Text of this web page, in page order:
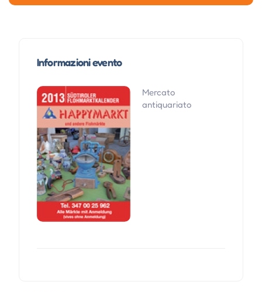
Informazioni evento
Mercato
antiquariato